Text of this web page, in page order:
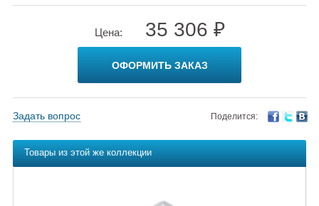
Цена: 35 306 ₽
ОФОРМИТЬ ЗАКАЗ
Задать вопрос Поделится:
Товары из этой же коллекции